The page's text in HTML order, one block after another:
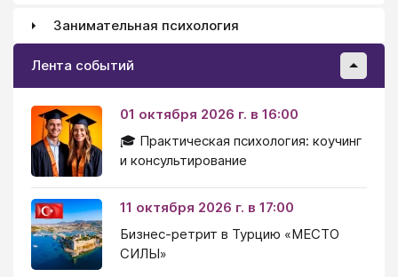
Занимательная психология
Лента событий
01 октября 2026 г. в 16:00
🎓 Практическая психология: коучинг
и консультирование
11 октября 2026 г. в 17:00
Бизнес-ретрит в Турцию «МЕСТО
СИЛЫ»